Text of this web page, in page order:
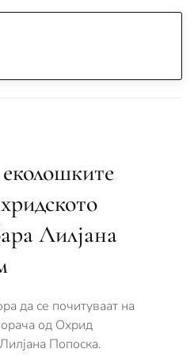
Лилјана
да се почитуваат на
од Охрид
Попоска.